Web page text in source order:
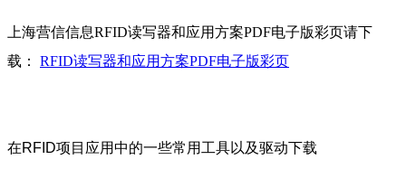
上海营信信息RFID读写器和应用方案PDF电子版彩页请下
载： RFID读写器和应用方案PDF电子版彩页
在RFID项目应用中的一些常用工具以及驱动下载